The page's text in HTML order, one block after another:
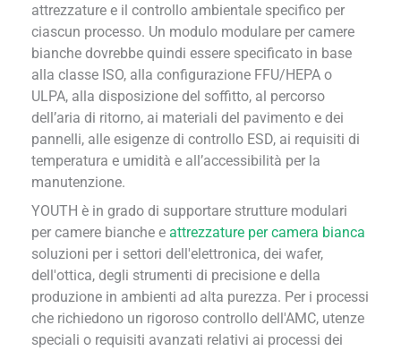
attrezzature e il controllo ambientale specifico per
ciascun processo. Un modulo modulare per camere
bianche dovrebbe quindi essere specificato in base
alla classe ISO, alla configurazione FFU/HEPA o
ULPA, alla disposizione del soffitto, al percorso
dell’aria di ritorno, ai materiali del pavimento e dei
pannelli, alle esigenze di controllo ESD, ai requisiti di
temperatura e umidità e all’accessibilità per la
manutenzione.
YOUTH è in grado di supportare strutture modulari
per camere bianche e attrezzature per camera bianca
soluzioni per i settori dell'elettronica, dei wafer,
dell'ottica, degli strumenti di precisione e della
produzione in ambienti ad alta purezza. Per i processi
che richiedono un rigoroso controllo dell'AMC, utenze
speciali o requisiti avanzati relativi ai processi dei